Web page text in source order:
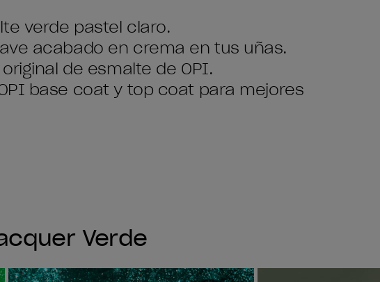
verde pastel claro.
acabado en crema en tus uñas.
de esmalte de OPI.
base coat y top coat para mejores
Verde